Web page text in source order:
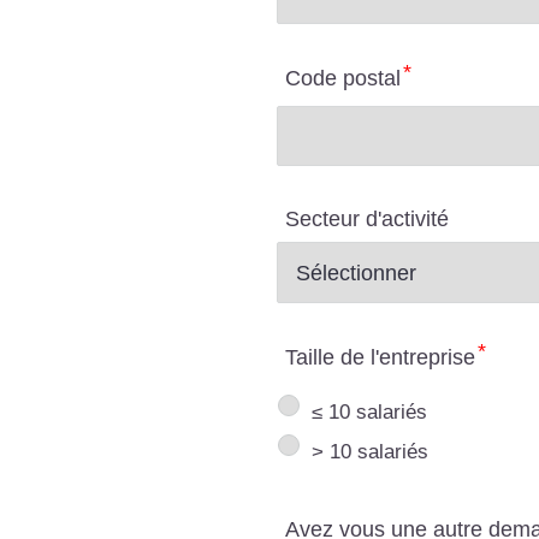
Code postal
Secteur d'activité
Taille de l'entreprise
≤ 10 salariés
> 10 salariés
Avez vous une autre